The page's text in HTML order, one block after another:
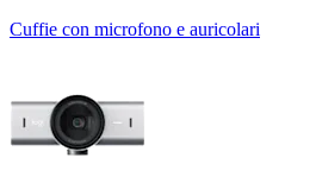
Cuffie con microfono e auricolari